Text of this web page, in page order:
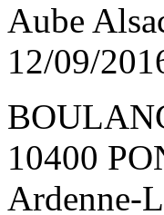
Aube
12/09/
10400
Ardenne-